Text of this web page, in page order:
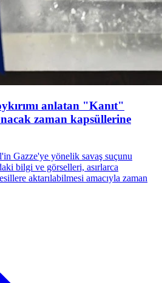
anlatan "Kanıt"
zaman kapsüllerine
Gazze'ye yönelik savaş suçunu
bilgi ve görselleri, asırlarca
aktarılabilmesi amacıyla zaman